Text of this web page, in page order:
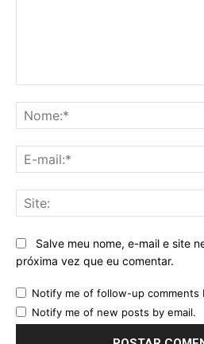
Salve meu nome, e-mail e site
próxima vez que eu comentar.
Notify me of follow-up comments
Notify me of new posts by email.